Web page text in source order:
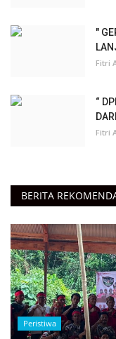
"
Fitri
“
Fitri
BERITA
Peristiwa